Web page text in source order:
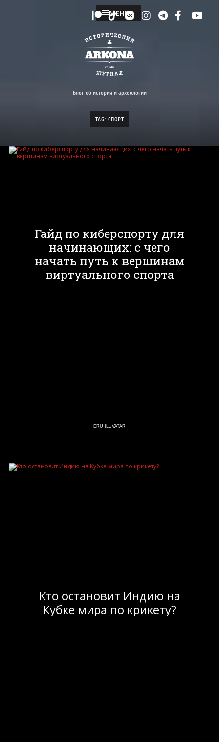
МЕНЮ
Блог об истории и археологии
TAG: СПОРТ
Гайд по киберспорту для
начинающих: с чего
начать путь к вершинам
виртуального спорта
ERU ILUVATAR
Кто остановит Индию на
Кубке мира по крикету?